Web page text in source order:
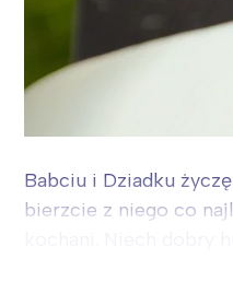
Babciu i Dziadku
bierzcie z niego co